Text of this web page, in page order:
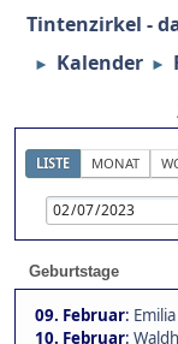
Tintenzirkel -
► Kalender ►
LISTE MONAT
Geburtstage
09. Februar:
10. Februar: